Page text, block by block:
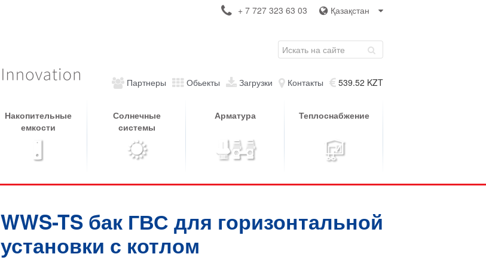
Қазақстан
+ 7 727 323 63 03
Партнеры Обьекты Загрузки Контакты 539.52 KZT
Накопительные
емкости
Солнечные
системы
Арматура Теплоснабжение
WWS-TS бак ГВС для горизонтальной
установки с котлом